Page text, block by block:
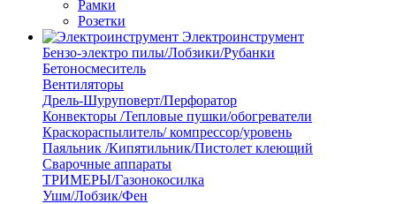
Рамки
Розетки
Электроинструмент
Бензо-электро пилы/Лобзики/Рубанки
Бетоносмеситель
Вентиляторы
Дрель-Шуруповерт/Перфоратор
Конвекторы /Тепловые пушки/обогреватели
Краскораспылитель/ компрессор/уровень
Паяльник /Кипятильник/Пистолет клеющий
Сварочные аппараты
ТРИМЕРЫ/Газонокосилка
Ушм/Лобзик/Фен